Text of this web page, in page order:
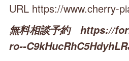
URL https://www.cherry-
無料相談予約 https://
ro--